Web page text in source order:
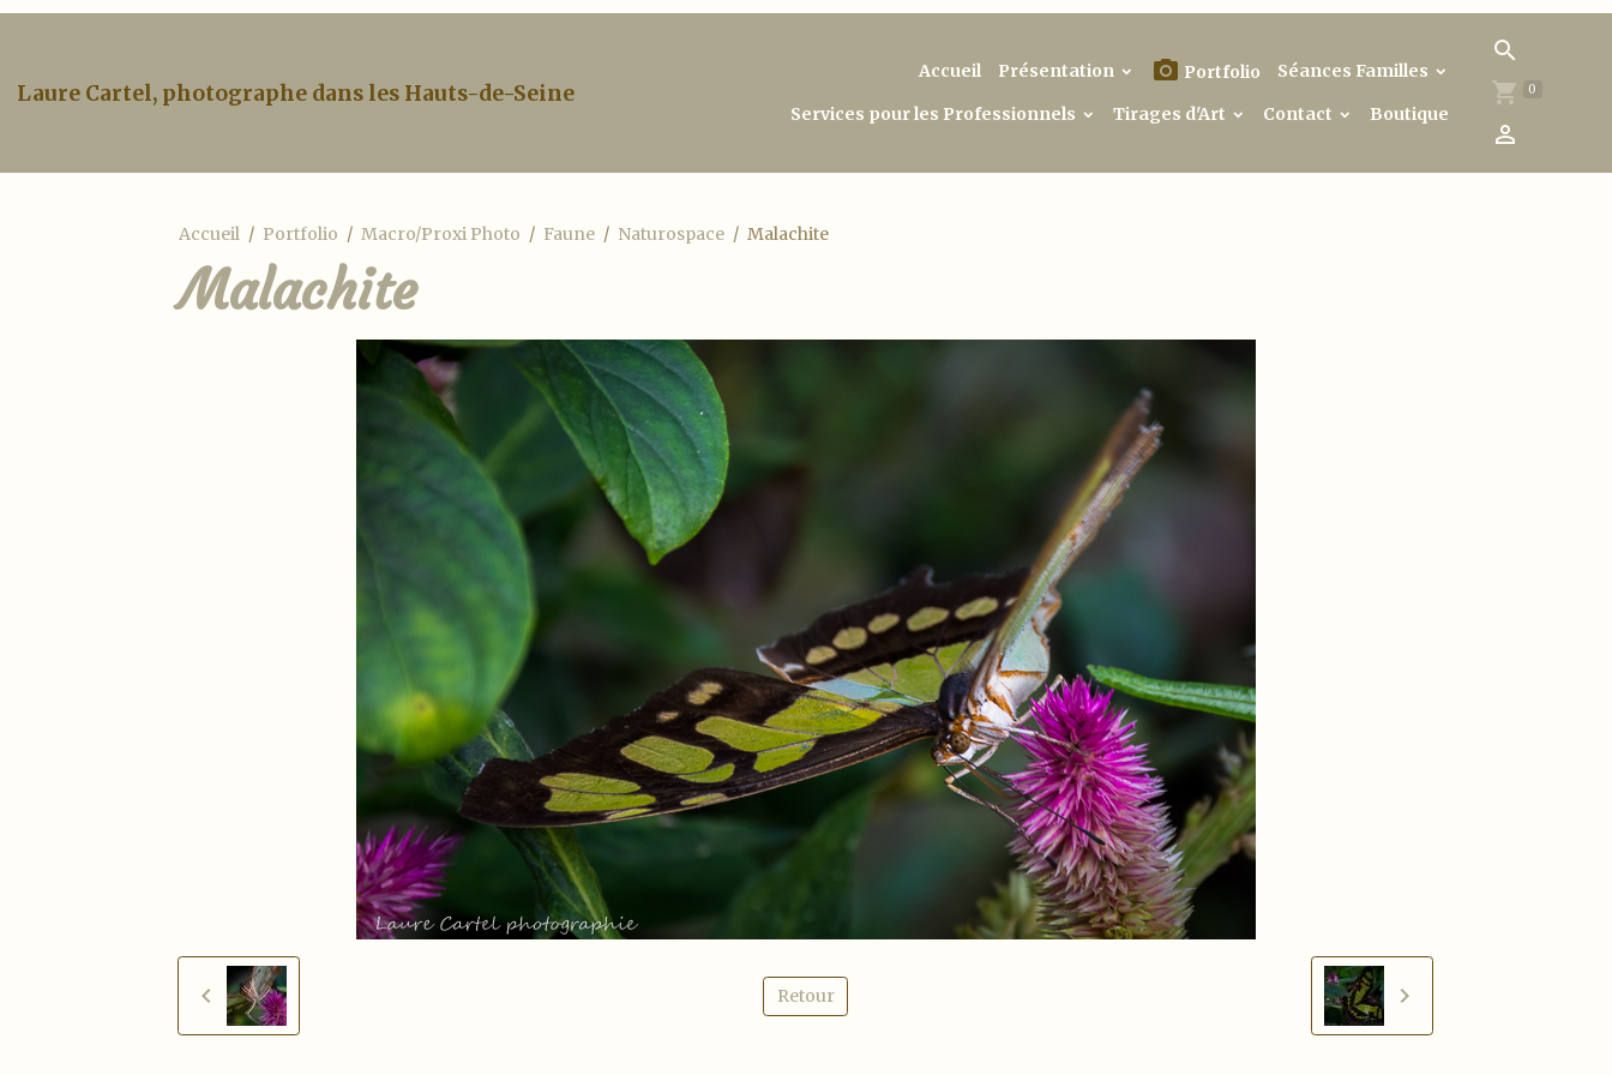
Laure Cartel, photographe dans les Hauts-de-Seine
Accueil Présentation Portfolio
Séances Familles
Services pour les Professionnels
Tirages d'Art Contact Boutique
0
Accueil Portfolio Macro/Proxi Photo Faune Naturospace Malachite
Malachite
Retour